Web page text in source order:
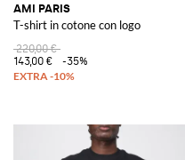
AMI PARIS
T-shirt in cotone con logo
220,00 €
143,00 €
-35%